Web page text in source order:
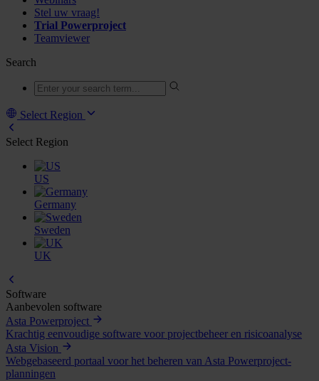
Stel uw vraag!
Trial Powerproject
Teamviewer
Search
Select Region
Select Region
US
Germany
Sweden
UK
Software
Aanbevolen software
Asta Powerproject
Krachtig eenvoudige software voor projectbeheer en risicoanalyse
Asta Vision
Webgebaseerd portaal voor het beheren van Asta Powerproject-
planningen